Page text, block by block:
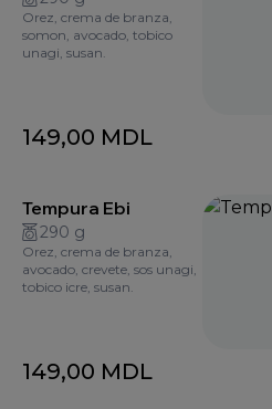
Orez, crema de branza,
somon, avocado, tobico
unagi, susan.
149,00 MDL
Tempura Ebi
290 g
Orez, crema de branza,
avocado, crevete, sos unagi,
tobico icre, susan.
149,00 MDL